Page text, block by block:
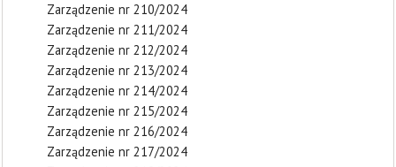
Zarządzenie nr 210/2024
Zarządzenie nr 211/2024
Zarządzenie nr 212/2024
Zarządzenie nr 213/2024
Zarządzenie nr 214/2024
Zarządzenie nr 215/2024
Zarządzenie nr 216/2024
Zarządzenie nr 217/2024